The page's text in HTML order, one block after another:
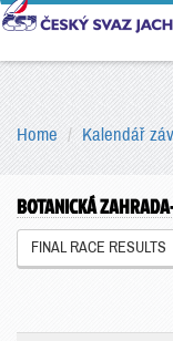
Home Kalendář
BOTANICKÁ
FINAL RACE RESULTS